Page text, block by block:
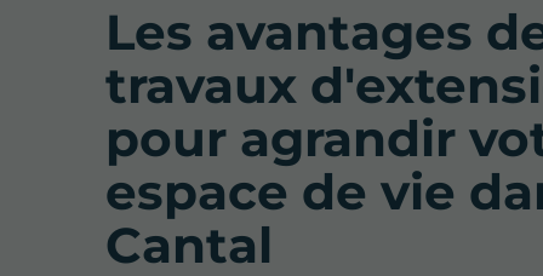
Les avantages
travaux
pour agrandir
espace de vie
Cantal